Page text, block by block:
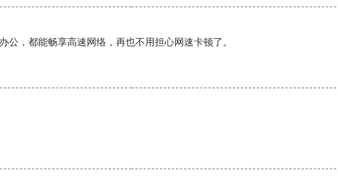
，都能畅享高速网络，再也不用担心网速卡顿了。